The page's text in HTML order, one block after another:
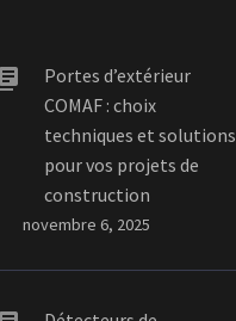
Portes d’extérieur
COMAF : choix
techniques et solutions
pour vos projets de
construction
novembre 6, 2025